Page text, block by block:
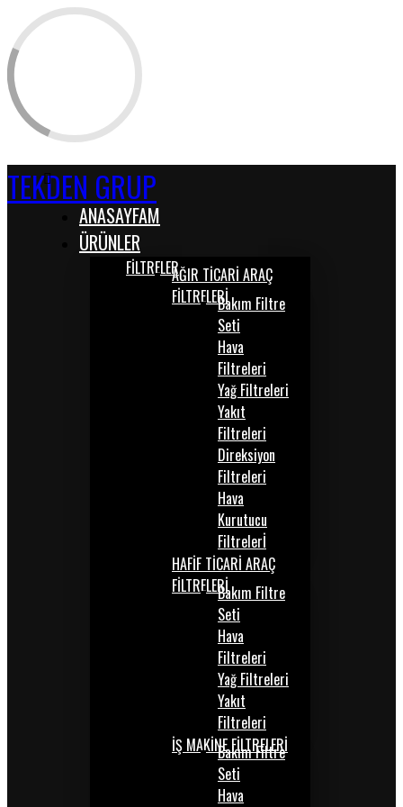
TEKDEN GRUP
ANASAYFAM
ÜRÜNLER
FİLTRELERAĞIR TİCARİ ARAÇ
FİLTRELERİBakım Filtre
Seti
Hava
Filtreleri
Yağ Filtreleri
Yakıt
Filtreleri
Direksiyon
Filtreleri
Hava
Kurutucu
Filtrelerİ
HAFİF TİCARİ ARAÇ
FİLTRELERİBakım Filtre
Seti
Hava
Filtreleri
Yağ Filtreleri
Yakıt
Filtreleri
İŞ MAKİNE FİLTRELERİ
Bakım Filtre
Seti
Hava